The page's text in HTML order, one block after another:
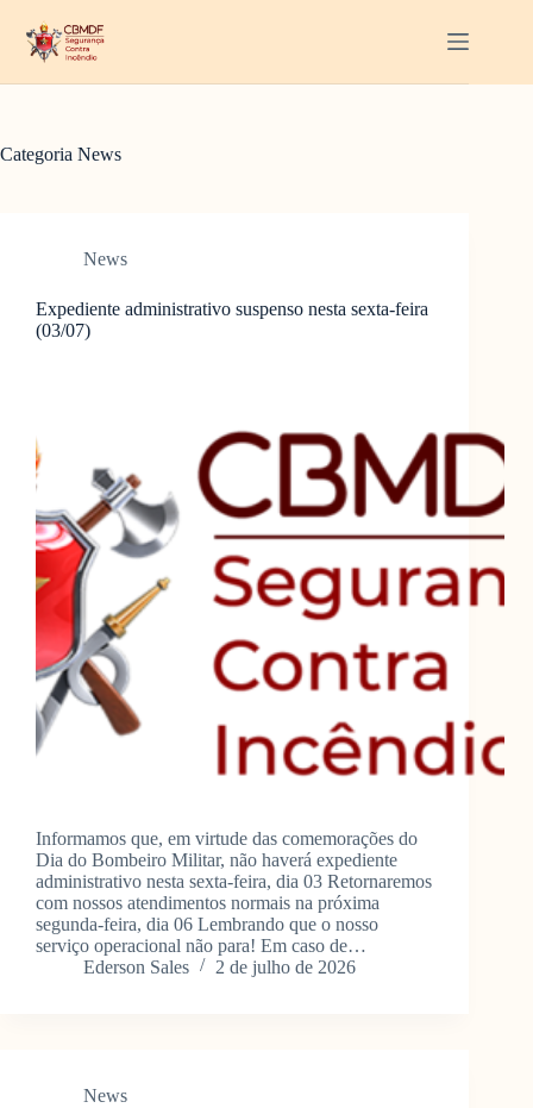
para
Categoria News
News
Expediente administrativo suspenso nesta sexta-feira
(03/07)
Informamos que, em virtude das comemorações do
Dia do Bombeiro Militar, não haverá expediente
administrativo nesta sexta-feira, dia 03 Retornaremos
com nossos atendimentos normais na próxima
segunda-feira, dia 06 Lembrando que o nosso
serviço operacional não para! Em caso de…
Ederson Sales
2 de julho de 2026
News